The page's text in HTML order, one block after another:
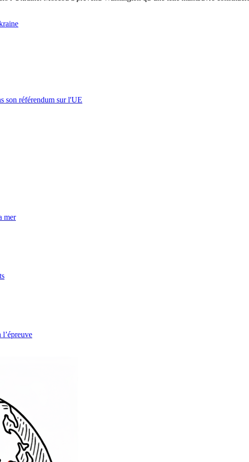
son référendum sur l'UE
mer
l’épreuve